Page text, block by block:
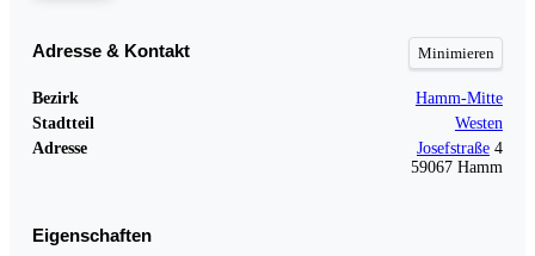
Adresse & Kontakt
Bezirk
Hamm-Mitte
Stadtteil
Westen
Adresse
Josefstraße4
59067 Hamm
Eigenschaften